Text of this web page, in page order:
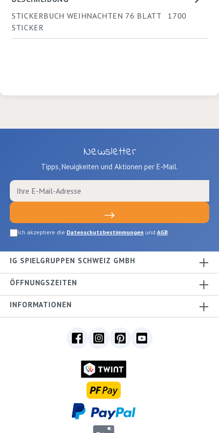
STICKERBUCH WEIHNACHTEN 76 BLATT 1700
STICKER
Newsletter
Tipps, Neuigkeiten und Aktionen per E-Mail.
Ich akzeptiere die Datenschutzbestimmungen und AGB.
IG SPIELGRUPPEN SCHWEIZ GMBH
ÖFFNUNGSZEITEN
INFORMATIONEN